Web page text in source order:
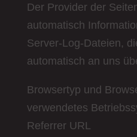
Der Provider der
automatisch
Server-Log-Dateien,
automatisch an uns
Browsertyp und
verwendetes
Referrer URL